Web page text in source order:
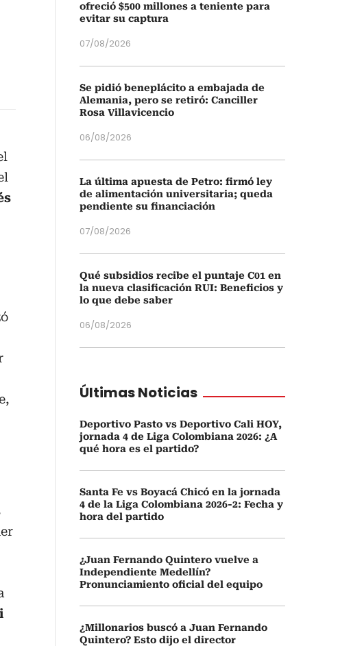
ofreció $500 millones a teniente para
evitar su captura
07/08/2026
Se pidió beneplácito a embajada de
Alemania, pero se retiró: Canciller
Rosa Villavicencio
06/08/2026
La última apuesta de Petro: firmó ley
de alimentación universitaria; queda
pendiente su financiación
07/08/2026
Qué subsidios recibe el puntaje C01 en
la nueva clasificación RUI: Beneficios y
lo que debe saber
06/08/2026
Últimas Noticias
Deportivo Pasto vs Deportivo Cali HOY,
jornada 4 de Liga Colombiana 2026: ¿A
qué hora es el partido?
Santa Fe vs Boyacá Chicó en la jornada
4 de la Liga Colombiana 2026-2: Fecha y
hora del partido
¿Juan Fernando Quintero vuelve a
Independiente Medellín?
Pronunciamiento oficial del equipo
¿Millonarios buscó a Juan Fernando
Quintero? Esto dijo el director